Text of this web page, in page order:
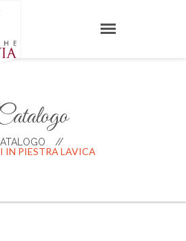
//
IN PIESTRA LAVICA